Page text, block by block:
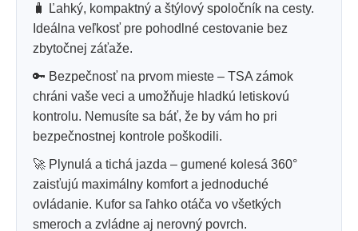
🧳 Ľahký, kompaktný a štýlový spoločník na cesty.
Ideálna veľkosť pre pohodlné cestovanie bez
zbytočnej záťaže.
🔑 Bezpečnosť na prvom mieste – TSA zámok
chráni vaše veci a umožňuje hladkú letiskovú
kontrolu. Nemusíte sa báť, že by vám ho pri
bezpečnostnej kontrole poškodili.
🚀 Plynulá a tichá jazda – gumené kolesá 360°
zaisťujú maximálny komfort a jednoduché
ovládanie. Kufor sa ľahko otáča vo všetkých
smeroch a zvládne aj nerovný povrch.